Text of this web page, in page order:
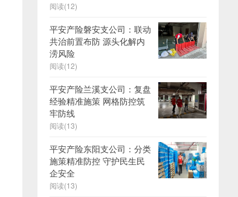
阅读(12)
平安产险磐安支公司：联动
共治前置布防 源头化解内
涝风险
阅读(12)
平安产险兰溪支公司：复盘
经验精准施策 网格防控筑
牢防线
阅读(13)
平安产险东阳支公司：分类
施策精准防控 守护民生民
企安全
阅读(13)